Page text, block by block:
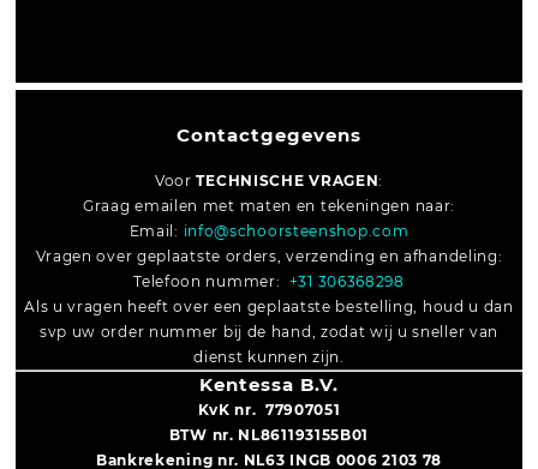
Contactgegevens
VoorTECHNISCHE VRAGEN:
Graag emailen met maten en tekeningen naar:
Email: info@schoorsteenshop.com
Vragen over geplaatste orders, verzending en afhandeling:
Telefoon nummer: +31 306368298
Als u vragen heeft over een geplaatste bestelling, houd u dan
svp uw order nummer bij de hand, zodat wij u sneller van
dienst kunnen zijn.
Kentessa B.V.
KvK nr. 77907051
BTW nr. NL861193155B01
Bankrekening nr. NL63 INGB 0006 2103 78